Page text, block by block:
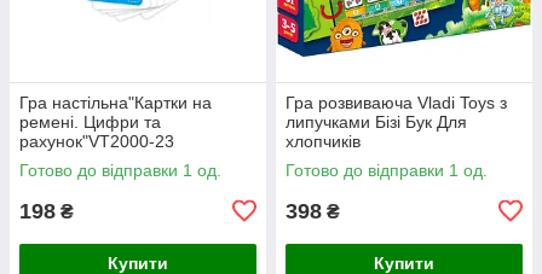
Гра настільна"Картки на
ремені. Цифри та
рахунок"VT2000-23
Готово до відправки 1 од.
198 ₴
Купити
Гра розвиваюча Vladi Toys з
липучками Бізі Бук Для
хлопчиків
Готово до відправки 1 од.
398 ₴
Купити